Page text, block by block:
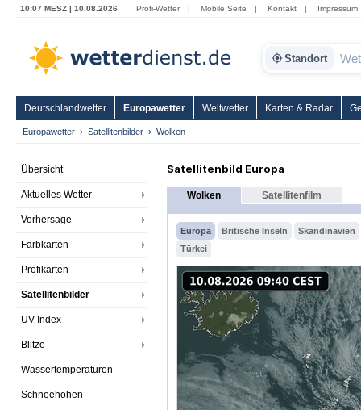
10:07 MESZ | 10.08.2026 Profi-Wetter | Mobile Seite | Kontakt | Impressum
Standort
Deutschlandwetter Europawetter Weltwetter Karten & Radar
Europawetter Satellitenbilder Wolken
Übersicht
Aktuelles Wetter
Vorhersage
Farbkarten
Profikarten
Satellitenbilder
UV-Index
Blitze
Wassertemperaturen
Schneehöhen
Satellitenbild Europa
Wolken Satellitenfilm
Europa Britische Inseln
Skandinavien
Türkei